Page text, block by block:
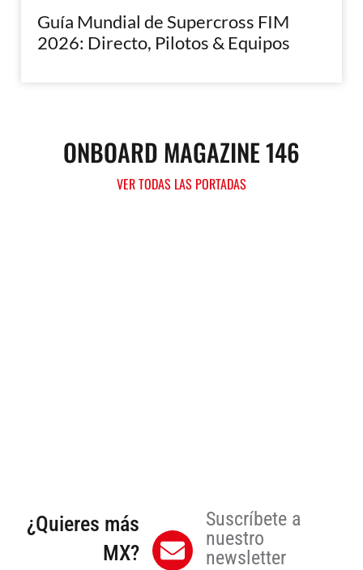
Guía Mundial de Supercross FIM
2026: Directo, Pilotos & Equipos
ONBOARD MAGAZINE 146
VER TODAS LAS PORTADAS
¿Quieres más
MX?
Suscríbete a
nuestro
newsletter